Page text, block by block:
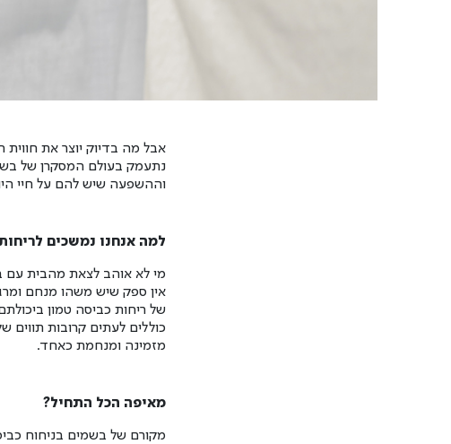
אבל מה בדיוק יוצר את
נתעמק בעולם המסקרן של
וההשפעה שיש להם על חיי
למה אנחנו נמשכים
מי לא אוהב לצאת מהבית עם
אין ספק שיש משהו מנחם
של ריחות כביסה טמון
כוללים לעתים קרובות
מזמינה ומנחמת כאחד.
מאיפה הכל התחיל?
מקורם של בשמים בניחוח